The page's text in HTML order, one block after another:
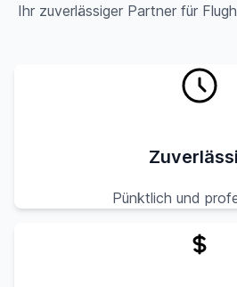
Ihr zuverlässiger Partner für
Pünktlich und